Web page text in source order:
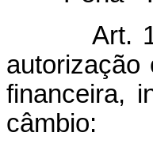
Art.
autorização
financeira,
câmbio: